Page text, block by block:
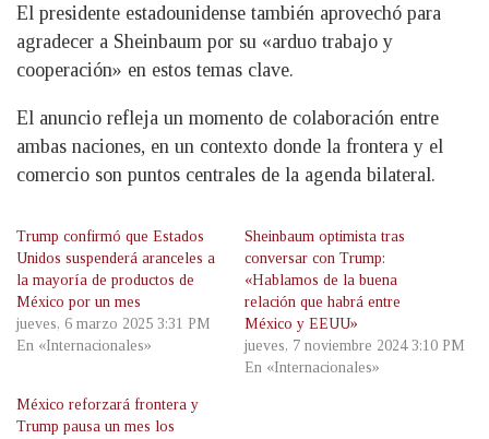
El presidente estadounidense también aprovechó para
agradecer a Sheinbaum por su «arduo trabajo y
cooperación» en estos temas clave.
El anuncio refleja un momento de colaboración entre
ambas naciones, en un contexto donde la frontera y el
comercio son puntos centrales de la agenda bilateral.
Trump confirmó que Estados
Unidos suspenderá aranceles a
la mayoría de productos de
México por un mes
jueves, 6 marzo 2025 3:31 PM
En «Internacionales»
Sheinbaum optimista tras
conversar con Trump:
«Hablamos de la buena
relación que habrá entre
México y EEUU»
jueves, 7 noviembre 2024 3:10 PM
En «Internacionales»
México reforzará frontera y
Trump pausa un mes los